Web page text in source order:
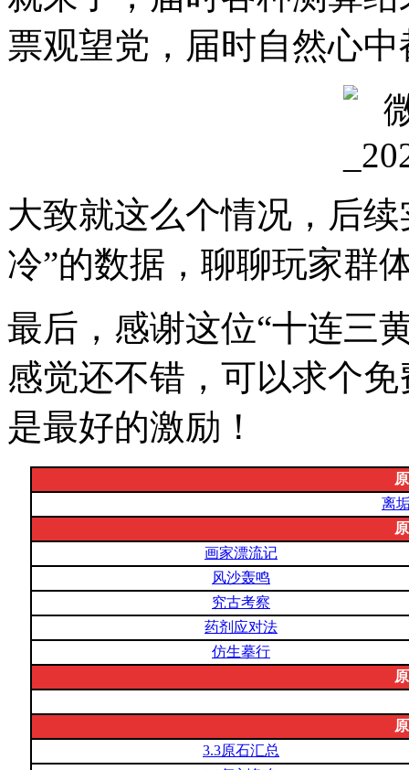
票观望党，届时自然心
大致就这么个情况，后
冷”的数据，聊聊玩家群
最后，感谢这位“十连三
感觉还不错，可以求个
是最好的激励！
离
画家漂流记
风沙轰鸣
究古考察
药剂应对法
仿生摹行
3.3原石汇总